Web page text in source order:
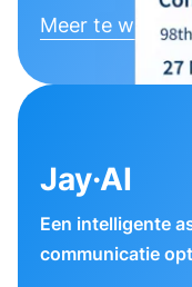
Meer te weten
Jay·AI
Een intelligente
communicatie